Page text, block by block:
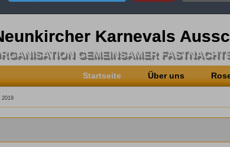
Karnevals
GEMEINSAMER
Startseite Über uns
2019